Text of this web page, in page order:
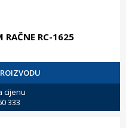
RAČNE RC-1625
cijenu
333